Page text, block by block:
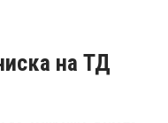
на ТД